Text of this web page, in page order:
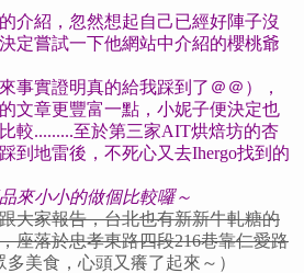
介紹，忽然想起自己已經好陣子沒
定嘗試一下他網站中介紹的櫻桃爺
事實證明真的給我踩到了＠＠），
文章更豐富一點，小妮子便決定也
較.........至於第三家AIT烘焙坊的杏
到地雷後，不死心又去Ihergo找到的
來小小的做個比較囉～
大家報告，台北也有新新牛軋糖的
座落於忠孝東路四段216巷靠仁愛路
多美食，心頭又癢了起來～）